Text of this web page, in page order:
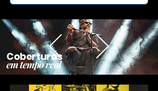
Coberturas
em tempo real